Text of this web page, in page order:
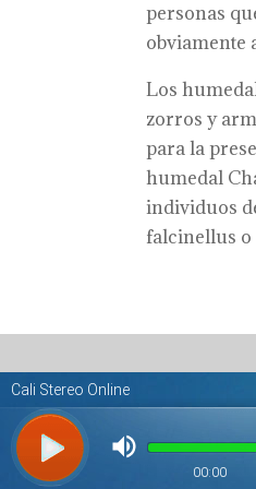
personas
obviamente
Los
zorros y
para la
humedal
individuos
falcinellus o